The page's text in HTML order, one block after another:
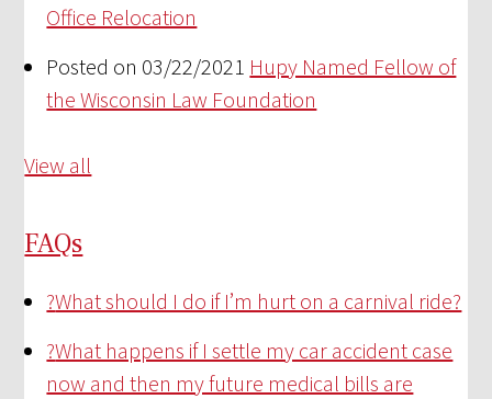
Office Relocation
Posted on 03/22/2021 Hupy Named Fellow of
the Wisconsin Law Foundation
View all
FAQs
?What should I do if I’m hurt on a carnival ride?
?What happens if I settle my car accident case
now and then my future medical bills are